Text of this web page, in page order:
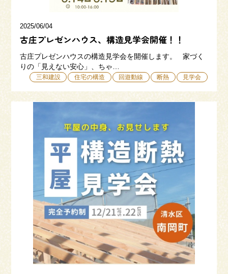
2025/06/04
古庄プレゼンハウス、構造見学会開催！！
古庄プレゼンハウスの構造見学会を開催します。 家づく
りの「見えない安心」、ちゃ…
三和建設 住宅の構造 回遊動線 断熱 見学会